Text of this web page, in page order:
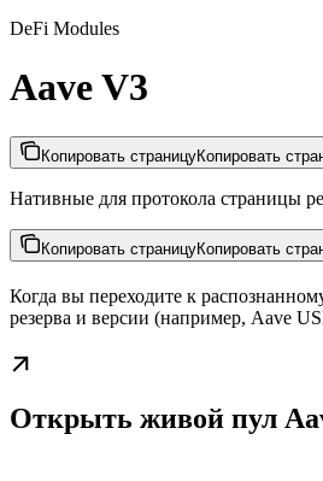
DeFi Modules
Aave V3
Копировать страницуКопировать
Нативные для протокола страницы
Копировать страницуКопировать
Когда вы переходите к
резерва и версии (например, Aave
Открыть живой пул